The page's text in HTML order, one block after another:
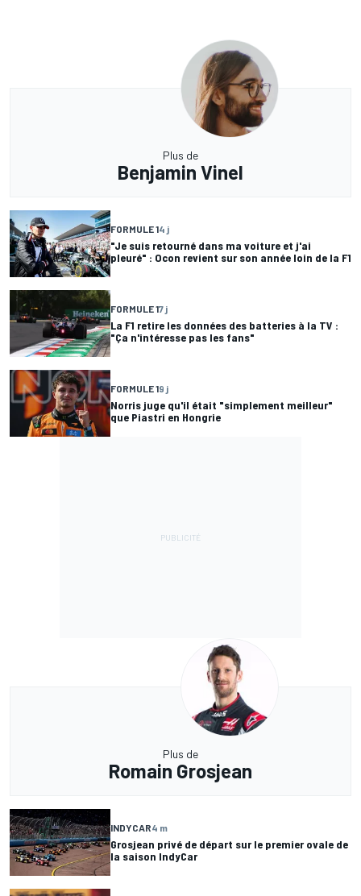
Plus de
Benjamin Vinel
FORMULE 14 j
"Je suis retourné dans ma voiture et j'ai
pleuré" : Ocon revient sur son année loin de la F1
FORMULE 17 j
La F1 retire les données des batteries à la TV :
"Ça n'intéresse pas les fans"
FORMULE 19 j
Norris juge qu'il était "simplement meilleur"
que Piastri en Hongrie
Plus de
Romain Grosjean
INDYCAR4 m
Grosjean privé de départ sur le premier ovale de
la saison IndyCar